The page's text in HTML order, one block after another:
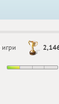
игри